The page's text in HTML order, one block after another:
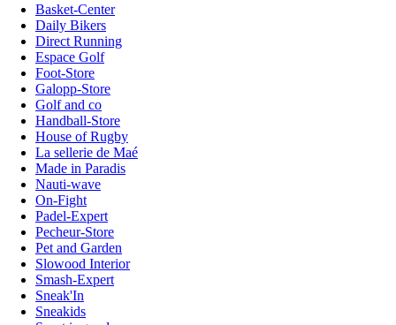
Basket-Center
Daily Bikers
Direct Running
Espace Golf
Foot-Store
Galopp-Store
Golf and co
Handball-Store
House of Rugby
La sellerie de Maé
Made in Paradis
Nauti-wave
On-Fight
Padel-Expert
Pecheur-Store
Pet and Garden
Slowood Interior
Smash-Expert
Sneak'In
Sneakids